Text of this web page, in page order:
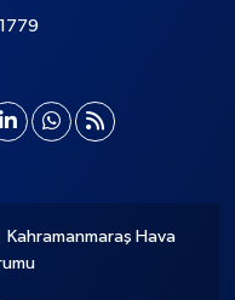
Kahramanmaraş Hava